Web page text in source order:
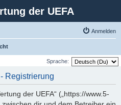
der UEFA
Anmelden
Sprache:
Registrierung
der UEFA“ („https://www.5-